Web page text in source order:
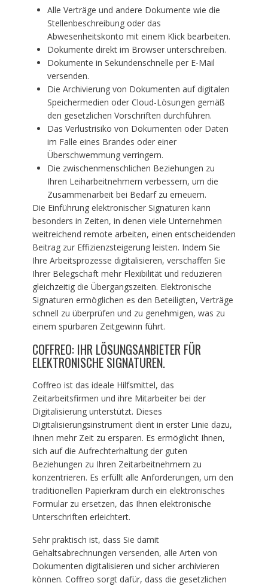
Alle Verträge und andere Dokumente wie die
Stellenbeschreibung oder das
Abwesenheitskonto mit einem Klick bearbeiten.
Dokumente direkt im Browser unterschreiben.
Dokumente in Sekundenschnelle per E-Mail
versenden.
Die Archivierung von Dokumenten auf digitalen
Speichermedien oder Cloud-Lösungen gemäß
den gesetzlichen Vorschriften durchführen.
Das Verlustrisiko von Dokumenten oder Daten
im Falle eines Brandes oder einer
Überschwemmung verringern.
Die zwischenmenschlichen Beziehungen zu
Ihren Leiharbeitnehmern verbessern, um die
Zusammenarbeit bei Bedarf zu erneuern.
Die Einführung elektronischer Signaturen kann
besonders in Zeiten, in denen viele Unternehmen
weitreichend remote arbeiten, einen entscheidenden
Beitrag zur Effizienzsteigerung leisten. Indem Sie
Ihre Arbeitsprozesse digitalisieren, verschaffen Sie
Ihrer Belegschaft mehr Flexibilität und reduzieren
gleichzeitig die Übergangszeiten. Elektronische
Signaturen ermöglichen es den Beteiligten, Verträge
schnell zu überprüfen und zu genehmigen, was zu
einem spürbaren Zeitgewinn führt.
COFFREO: IHR LÖSUNGSANBIETER FÜR
ELEKTRONISCHE SIGNATUREN.
Coffreo ist das ideale Hilfsmittel, das
Zeitarbeitsfirmen und ihre Mitarbeiter bei der
Digitalisierung unterstützt. Dieses
Digitalisierungsinstrument dient in erster Linie dazu,
Ihnen mehr Zeit zu ersparen. Es ermöglicht Ihnen,
sich auf die Aufrechterhaltung der guten
Beziehungen zu Ihren Zeitarbeitnehmern zu
konzentrieren. Es erfüllt alle Anforderungen, um den
traditionellen Papierkram durch ein elektronisches
Formular zu ersetzen, das Ihnen elektronische
Unterschriften erleichtert.
Sehr praktisch ist, dass Sie damit
Gehaltsabrechnungen versenden, alle Arten von
Dokumenten digitalisieren und sicher archivieren
können. Coffreo sorgt dafür, dass die gesetzlichen